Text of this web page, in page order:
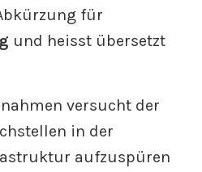
für
und heisst übersetzt
versucht der
in der
aufzuspüren